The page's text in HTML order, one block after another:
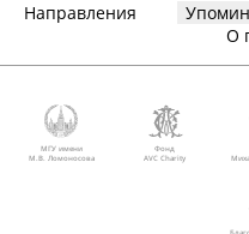
Направления
О
МГУ имени
М.В. Ломоносова
Фонд
AVC Charity